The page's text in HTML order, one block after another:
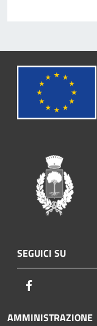
SEGUICI SU
AMMINISTRAZIONE